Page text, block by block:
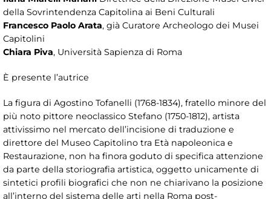
della Sovrintendenza Capitolina ai Beni Culturali
Francesco Paolo Arata, già Curatore Archeologo dei Musei
Capitolini
Chiara Piva, Università Sapienza di Roma
È presente l’autrice
La figura di Agostino Tofanelli (1768-1834), fratello minore del
più noto pittore neoclassico Stefano (1750-1812), artista
attivissimo nel mercato dell’incisione di traduzione e
direttore del Museo Capitolino tra Età napoleonica e
Restaurazione, non ha finora goduto di specifica attenzione
da parte della storiografia artistica, oggetto unicamente di
sintetici profili biografici che non ne chiarivano la posizione
all’interno del sistema delle arti nella Roma post-